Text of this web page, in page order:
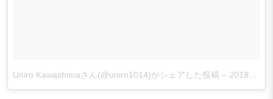
Uniro Kawashimaさん(@uniro1014)がシェアした投稿 – 2018年 3月月12日午前7時25分PDT